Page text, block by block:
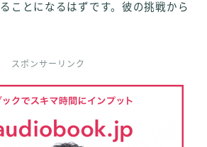
ことになるはずです。彼の挑戦から
スポンサーリンク